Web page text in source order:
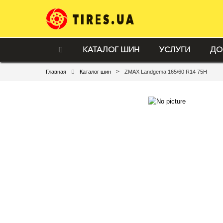
КАТАЛОГ ШИН УСЛУГИ
Главная Каталог шин > ZMAX Landgema 165/60 R14 75H